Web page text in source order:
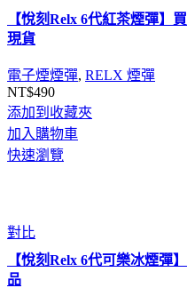
【悅刻Relx 6代紅茶煙彈】
現貨
電子煙煙彈, RELX 煙彈
NT$490
添加到收藏夾
加入購物車
快速瀏覽
對比
【悅刻Relx 6代可樂冰煙彈
品